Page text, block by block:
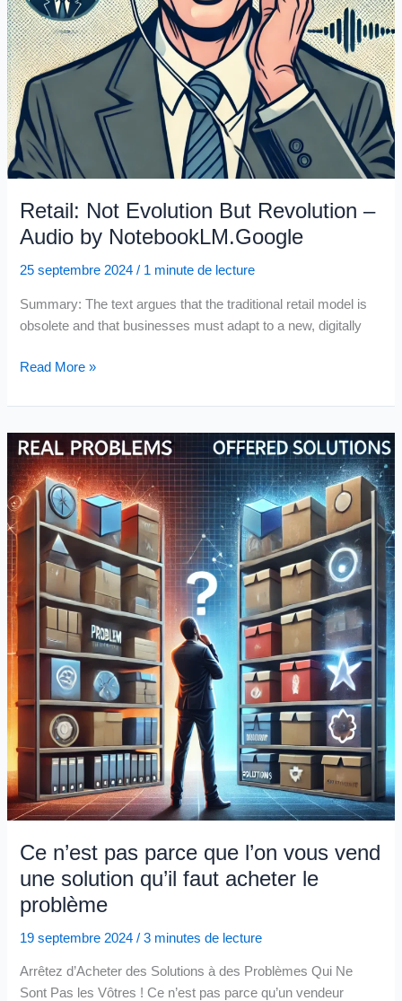
Retail: Not Evolution But Revolution –
Audio by NotebookLM.Google
25 septembre 2024/ 1 minute de lecture
Summary: The text argues that the traditional retail model is
obsolete and that businesses must adapt to a new, digitally
Retail:
Evolution
But
Revolution
–
Audio
by
NotebookLM.Google
Read More »
Ce n’est pas parce que l’on vous vend
une solution qu’il faut acheter le
problème
19 septembre 2024/3 minutes de lecture
Arrêtez d’Acheter des Solutions à des Problèmes Qui Ne
Sont Pas les Vôtres ! Ce n’est pas parce qu’un vendeur